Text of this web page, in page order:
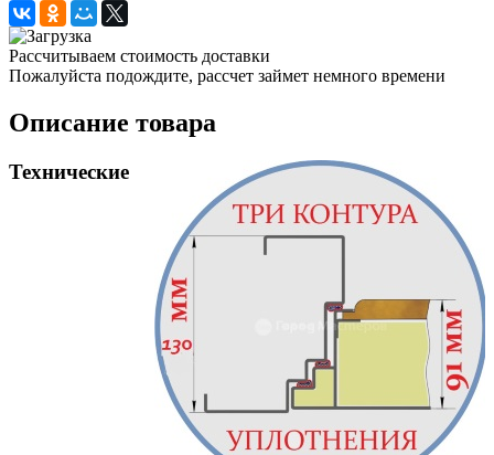
Рассчитываем стоимость доставки
Пожалуйста подождите, рассчет займет немного времени
Описание товара
Технические